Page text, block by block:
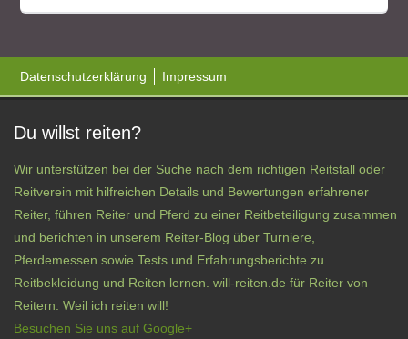
Datenschutzerklärung Impressum
Du willst reiten?
Wir unterstützen bei der Suche nach dem richtigen Reitstall oder
Reitverein mit hilfreichen Details und Bewertungen erfahrener
Reiter, führen Reiter und Pferd zu einer Reitbeteiligung zusammen
und berichten in unserem Reiter-Blog über Turniere,
Pferdemessen sowie Tests und Erfahrungsberichte zu
Reitbekleidung und Reiten lernen. will-reiten.de für Reiter von
Reitern. Weil ich reiten will!
Besuchen Sie uns auf Google+